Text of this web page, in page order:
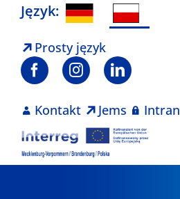
Skip
content
Język:
Prosty język
Kontakt Jems